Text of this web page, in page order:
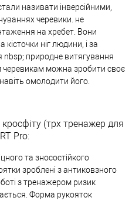
називати інверсійними,
черевики. не
на хребет. Вони
ніг людини, і за
nbsp; природне витягування
можна зробити своє
омолодити його.
(трх тренажер для
Pro:
та зносостійкого
зроблені з антиковзного
з тренажером ризик
Форма рукояток